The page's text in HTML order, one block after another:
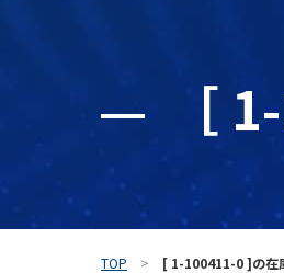
［
TOP [ 1-100411-0 ]の在